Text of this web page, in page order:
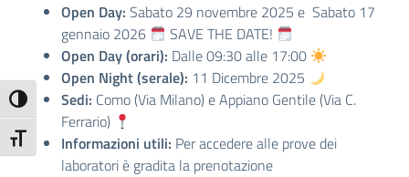
Attiva/disattiva alto contrasto
Attiva/disattiva dimensione testo
Open Day: Sabato 29 novembre 2025 e Sabato 17
gennaio 2026
SAVE THE DATE!
Open Day (orari): Dalle 09:30 alle 17:00
Open Night (serale): 11 Dicembre 2025
Sedi: Como (Via Milano) e Appiano Gentile (Via C.
Ferrario)
Informazioni utili: Per accedere alle prove dei
laboratori è gradita la prenotazione